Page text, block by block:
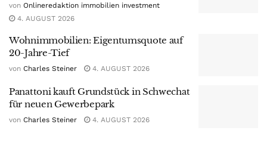
von Onlineredaktion immobilien investment
4. AUGUST 2026
Wohnimmobilien: Eigentumsquote auf
20-Jahre-Tief
von Charles Steiner 4. AUGUST 2026
Panattoni kauft Grundstück in Schwechat
für neuen Gewerbepark
von Charles Steiner 4. AUGUST 2026